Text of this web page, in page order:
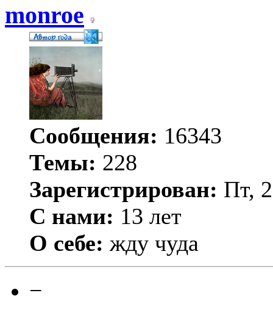
monroe
Сообщения: 16343
Темы: 228
Зарегистрирован: Пт,
С нами: 13 лет
О себе: жду чуда
−